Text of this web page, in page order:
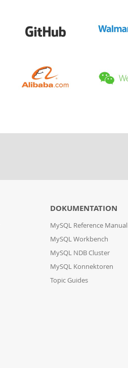
DOKUMENTATION
MySQL Reference Manual
MySQL Workbench
MySQL NDB Cluster
MySQL Konnektoren
Topic Guides